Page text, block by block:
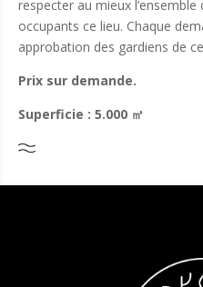
respecter au mieux l’ensemble
occupants ce lieu. Chaque
approbation des gardiens de
Prix sur demande.
Superficie : 5.000 ㎡